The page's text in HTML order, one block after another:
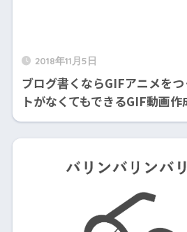
2018年11月5日
ブログ書くならGIFアニメを
トがなくてもできるGIF動画作